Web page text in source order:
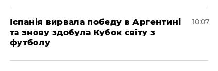
Іспанія вирвала победу в Аргентині
та знову здобула Кубок світу з
футболу
10:07